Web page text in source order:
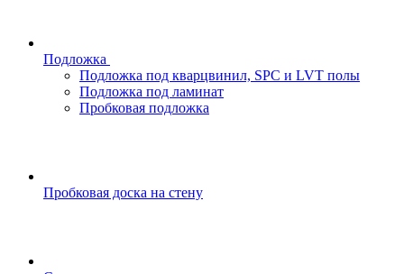
Подложка
Подложка под кварцвинил, SPC и LVT полы
Подложка под ламинат
Пробковая подложка
Пробковая доска на стену